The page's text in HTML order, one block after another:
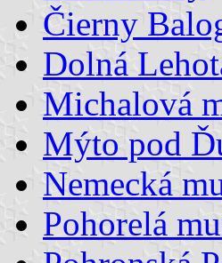
Čierny
Dolná
Michalová
Mýto pod
Nemecká
Pohorelá